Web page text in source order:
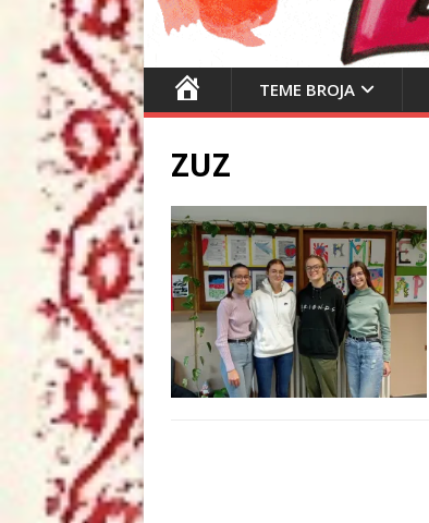
A
L
V
N
I
C
A
TEME BROJA
ZUZ